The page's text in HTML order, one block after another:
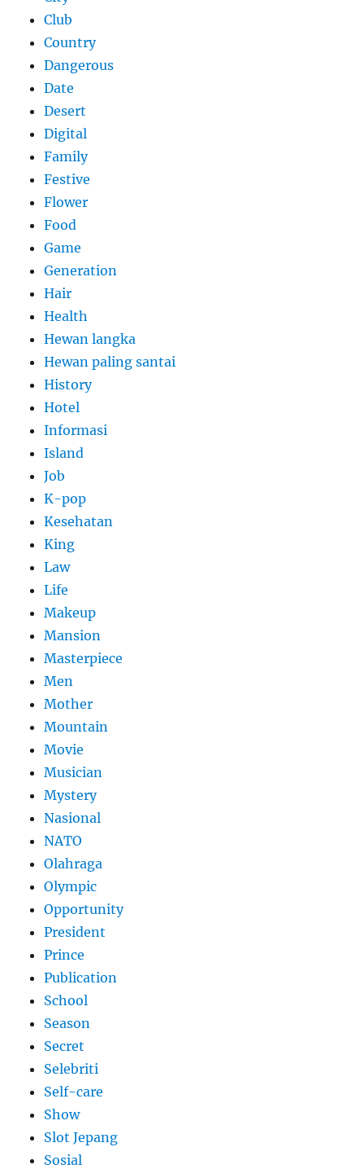
Club
Country
Dangerous
Date
Desert
Digital
Family
Festive
Flower
Food
Game
Generation
Hair
Health
Hewan langka
Hewan paling santai
History
Hotel
Informasi
Island
Job
K-pop
Kesehatan
King
Law
Life
Makeup
Mansion
Masterpiece
Men
Mother
Mountain
Movie
Musician
Mystery
Nasional
NATO
Olahraga
Olympic
Opportunity
President
Prince
Publication
School
Season
Secret
Selebriti
Self-care
Show
Slot Jepang
Sosial